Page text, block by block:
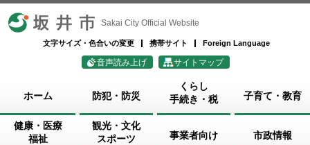
坂井市 Sakai City Official Website
文字サイズ・色合いの変更 携帯サイト Foreign Language
音声読み上げ サイトマップ
ホーム 防犯・防災
くらし
手続き・税
子育て・教育
健康・医療
福祉
観光・文化
スポーツ
事業者向け 市政情報